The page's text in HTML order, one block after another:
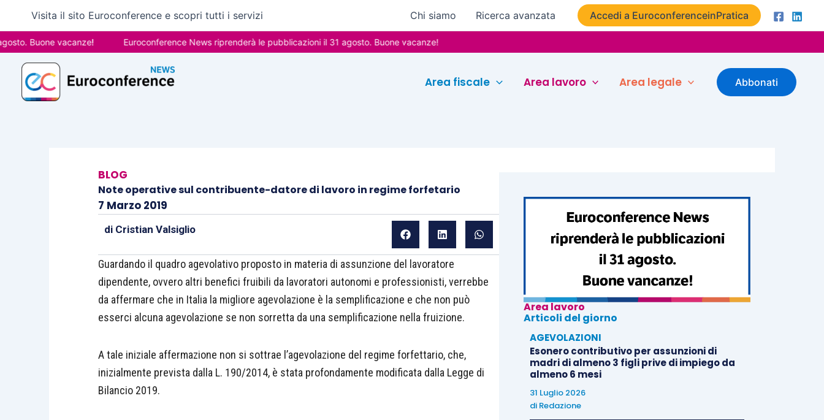
contenuto
Visita il sito Euroconference e scopri tutti i servizi Chi siamo Ricerca avanzata Accedi a EuroconferenceinPratica
vacanze! Euroconference News riprenderà le pubblicazioni il 31 agosto. Buone vacanze!
Area fiscale Area lavoro Area legale Abbonati
BLOG
Note operative sul contribuente-datore di lavoro in regime forfetario
7 Marzo 2019
di Cristian Valsiglio
Guardando il quadro agevolativo proposto in materia di assunzione del lavoratore
dipendente, ovvero altri benefici fruibili da lavoratori autonomi e professionisti, verrebbe
da affermare che in Italia la migliore agevolazione è la semplificazione e che non può
esserci alcuna agevolazione se non sorretta da una semplificazione nella fruizione.
A tale iniziale affermazione non si sottrae l’agevolazione del regime forfettario, che,
inizialmente prevista dalla L. 190/2014, è stata profondamente modificata dalla Legge di
Bilancio 2019.
Area lavoro
Articoli del giorno
AGEVOLAZIONI
Esonero contributivo per assunzioni di
madri di almeno 3 figli prive di impiego da
almeno 6 mesi
31 Luglio 2026
di Redazione